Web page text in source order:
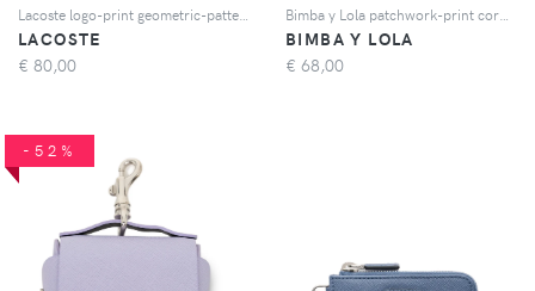
LACOSTE
€ 80,00
BIMBA Y LOLA
€ 68,00
-52%